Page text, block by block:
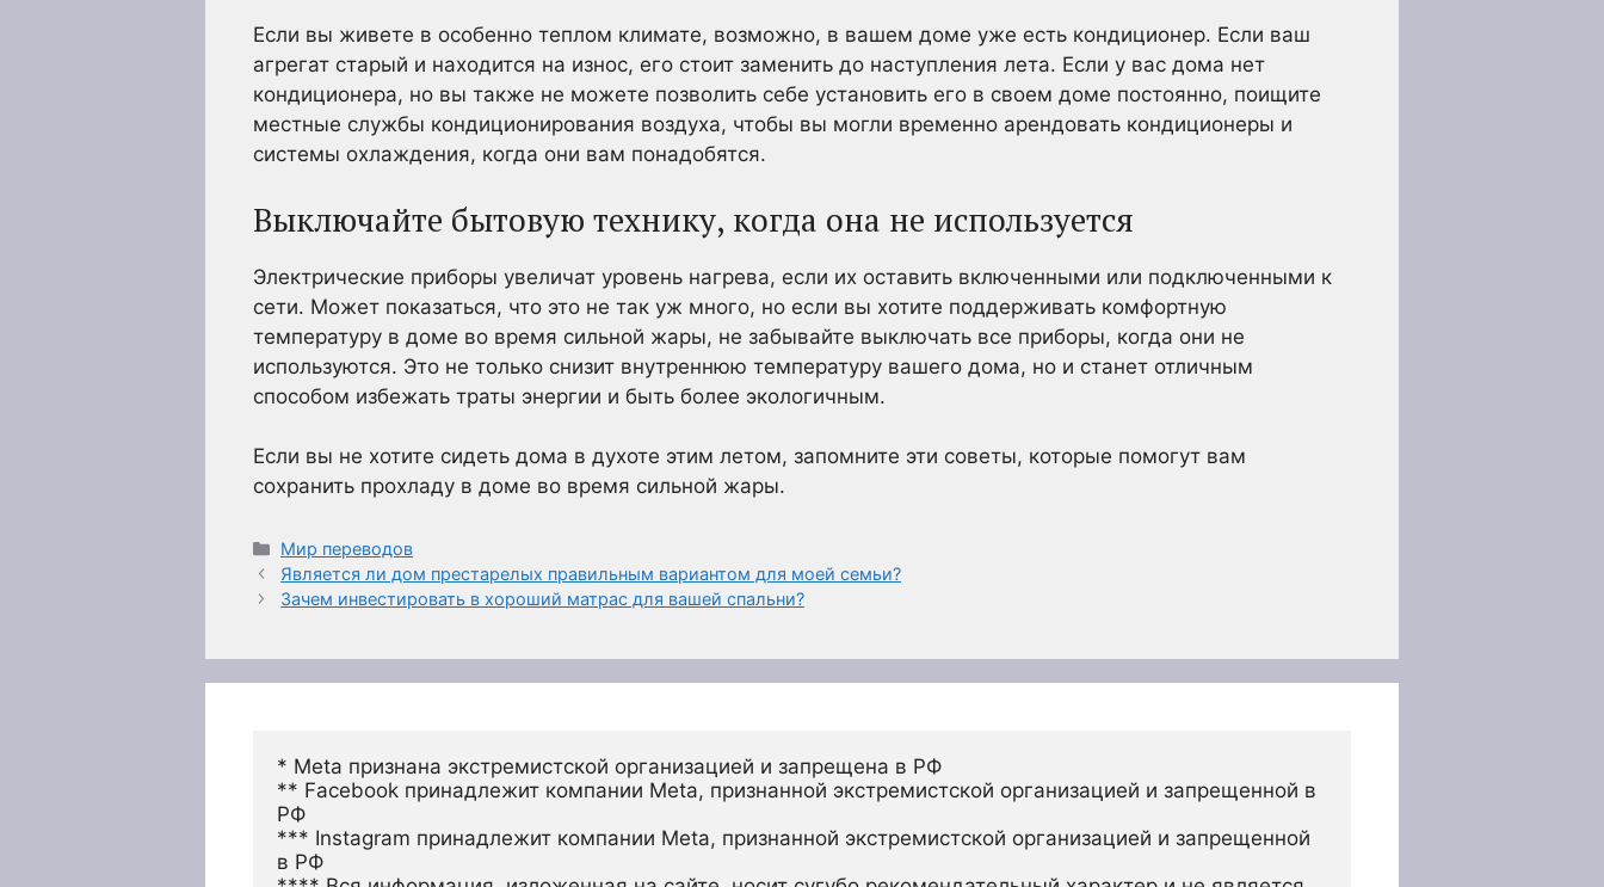
Если вы живете в особенно теплом климате, возможно, в вашем доме уже есть кондиционер. Если ваш
агрегат старый и находится на износ, его стоит заменить до наступления лета. Если у вас дома нет
кондиционера, но вы также не можете позволить себе установить его в своем доме постоянно, поищите
местные службы кондиционирования воздуха, чтобы вы могли временно арендовать кондиционеры и
системы охлаждения, когда они вам понадобятся.
Выключайте бытовую технику, когда она не используется
Электрические приборы увеличат уровень нагрева, если их оставить включенными или подключенными к
сети. Может показаться, что это не так уж много, но если вы хотите поддерживать комфортную
температуру в доме во время сильной жары, не забывайте выключать все приборы, когда они не
используются. Это не только снизит внутреннюю температуру вашего дома, но и станет отличным
способом избежать траты энергии и быть более экологичным.
Если вы не хотите сидеть дома в духоте этим летом, запомните эти советы, которые помогут вам
сохранить прохладу в доме во время сильной жары.
Рубрики
Мир переводов
Является ли дом престарелых правильным вариантом для моей семьи?
Зачем инвестировать в хороший матрас для вашей спальни?
* Meta признана экстремистской организацией и запрещена в РФ
** Facebook принадлежит компании Meta, признанной экстремистской организацией и запрещенной в
РФ
*** Instagram принадлежит компании Meta, признанной экстремистской организацией и запрещенной
в РФ